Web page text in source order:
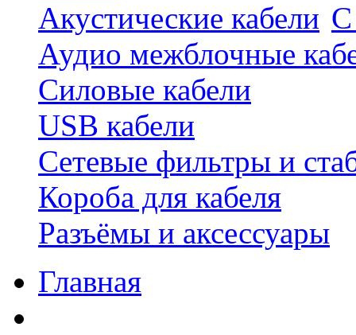
Акустические кабели С
Аудио межблочные
Силовые кабели
USB кабели
Сетевые фильтры и
Короба для кабеля
Разъёмы и аксессуары
Главная